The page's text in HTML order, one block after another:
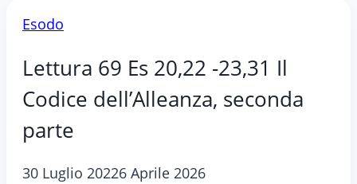
Esodo
Lettura 69 Es 20,22 -23,31 Il
Codice dell’Alleanza, seconda
parte
30 Luglio 20226 Aprile 2026